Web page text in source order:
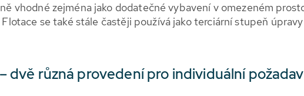
vhodné zejména jako dodatečné vybavení v omezeném
se také stále častěji používá jako terciární stupeň
– dvě různá provedení pro individuální